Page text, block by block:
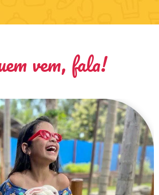
vem, fala!